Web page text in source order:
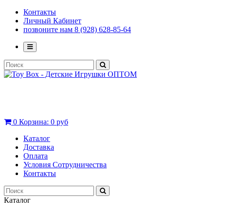
Контакты
Личный Кабинет
позвоните нам 8 (928) 628-85-64
0 Корзина: 0 руб
Каталог
Доставка
Оплата
Условия Сотрудничества
Контакты
Каталог